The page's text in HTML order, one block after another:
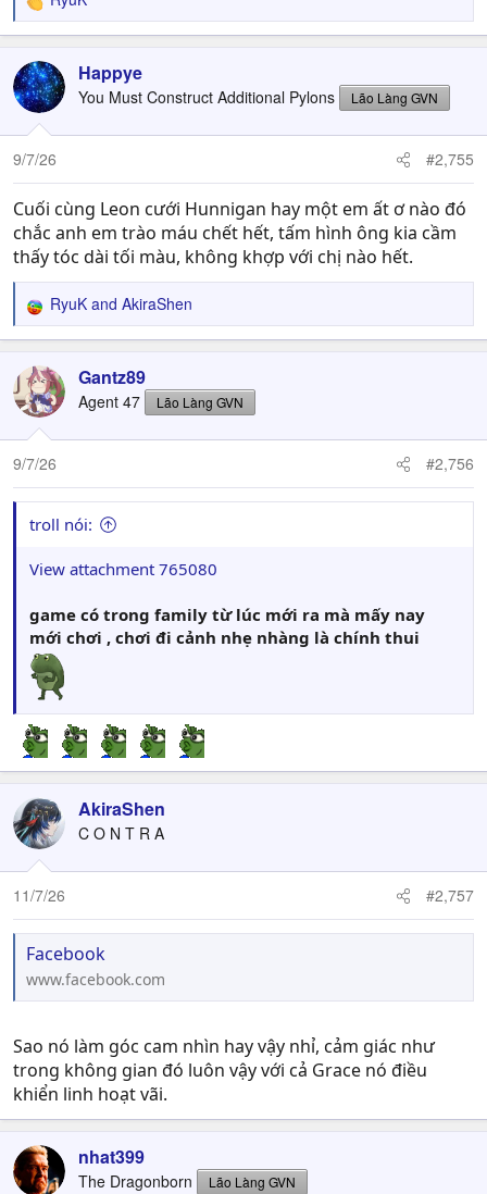
R
e
c
t
i
o
n
s
Happye
You Must Construct Additional Pylons Lão Làng GVN
9/7/26 #2,755
Cuối cùng Leon cưới Hunnigan hay một em ất ơ nào đó
chắc anh em trào máu chết hết, tấm hình ông kia cầm
thấy tóc dài tối màu, không khợp với chị nào hết.
R
e
c
t
i
o
n
s
:
RyuK and AkiraShen
Gantz89
Agent 47 Lão Làng GVN
9/7/26 #2,756
troll nói:
View attachment 765080
game có trong family từ lúc mới ra mà mấy nay
mới chơi , chơi đi cảnh nhẹ nhàng là chính thui
AkiraShen
C O N T R A
11/7/26 #2,757
Facebook
www.facebook.com
Sao nó làm góc cam nhìn hay vậy nhỉ, cảm giác như
trong không gian đó luôn vậy với cả Grace nó điều
khiển linh hoạt vãi.
nhat399
The Dragonborn Lão Làng GVN